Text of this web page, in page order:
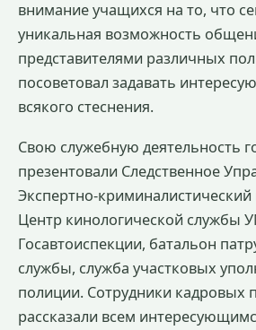
внимание учащихся на то, что
уникальная возможность
представителями различных
посоветовал задавать
всякого стеснения.
Свою служебную деятельность
презентовали Следственное
Экспертно-
Центр кинологической службы
Госавтоиспекции, батальон
службы, служба участковых
полиции. Сотрудники кадровых
рассказали всем